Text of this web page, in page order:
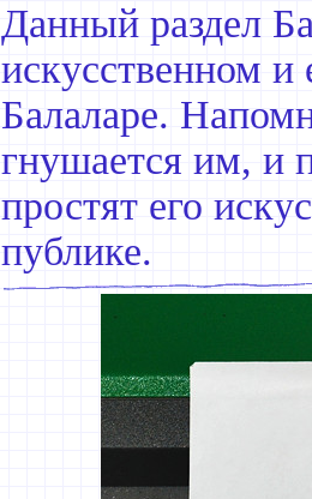
Данный раздел
искусственном и
Балаларе.
гнушается им, и
простят его
публике.